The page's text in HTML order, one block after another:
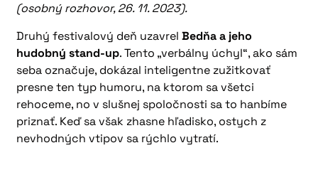
(osobný rozhovor, 26. 11. 2023).
Druhý festivalový deň uzavrelBedňa a jeho
hudobný stand-up. Tento „verbálny úchyl“, ako sám
seba označuje, dokázal inteligentne zužitkovať
presne ten typ humoru, na ktorom sa všetci
rehoceme, no v slušnej spoločnosti sa to hanbíme
priznať. Keď sa však zhasne hľadisko, ostych z
nevhodných vtipov sa rýchlo vytratí.